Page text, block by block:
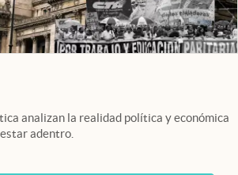
analizan la realidad política y económica
adentro.